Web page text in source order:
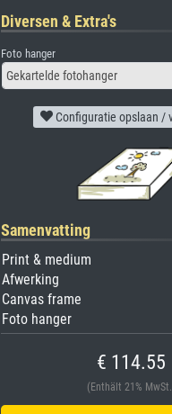
Diversen & Extra's
Foto hanger
Gekartelde fotohanger
Configuratie opslaan /
Samenvatting
Print & medium
Afwerking
Canvas frame
Foto hanger
€ 114.55
(Enthält 21%